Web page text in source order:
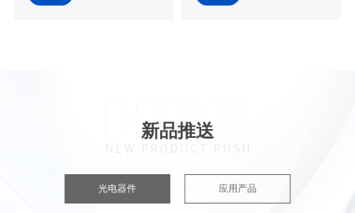
新品推送
光电器件 应用产品